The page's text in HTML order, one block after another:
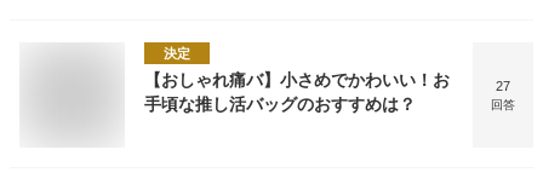
決定
【おしゃれ痛バ】小さめでかわいい！お
手頃な推し活バッグのおすすめは？
27
回答